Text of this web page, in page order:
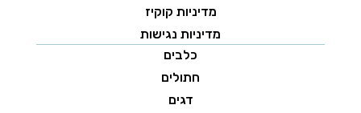
מדיניות קוקיז
מדיניות נגישות
כלבים
חתולים
דגים